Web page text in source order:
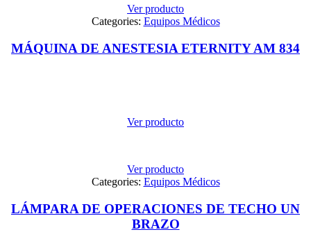
Ver producto
Categories: Equipos Médicos
MÁQUINA DE ANESTESIA ETERNITY AM 834
Ver producto
Ver producto
Categories: Equipos Médicos
LÁMPARA DE OPERACIONES DE TECHO UN
BRAZO